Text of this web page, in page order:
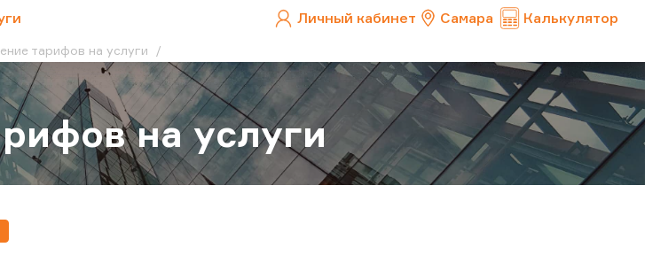
Личный кабинет Самара Калькулятор
тарифов на услуги
на услуги